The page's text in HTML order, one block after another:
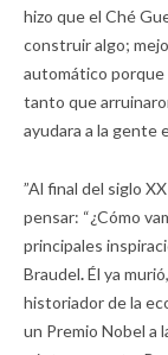
hizo que el Ché
construir algo;
automático porque
tanto que
ayudara a la gente
”Al final del siglo
pensar: “¿Cómo
principales
Braudel.Él ya
historiador de la
un Premio Nobel a